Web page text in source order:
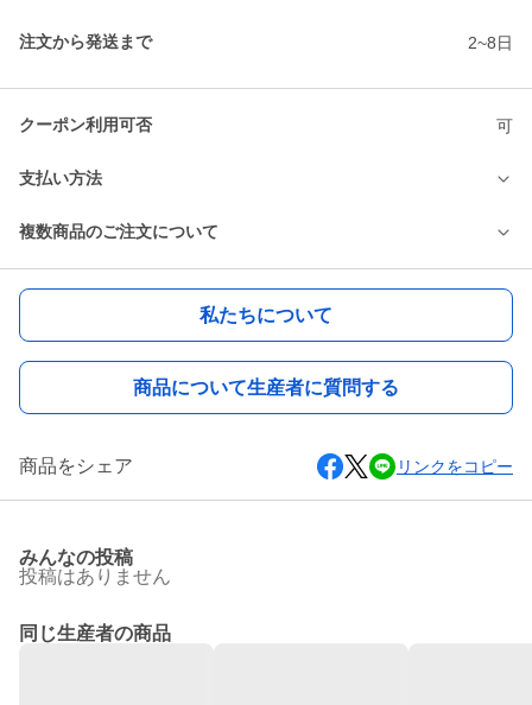
注文から発送まで 2~8日
クーポン利用可否 可
支払い方法
複数商品のご注文について
私たちについて
商品について生産者に質問する
商品をシェア リンクをコピー
みんなの投稿
投稿はありません
同じ生産者の商品